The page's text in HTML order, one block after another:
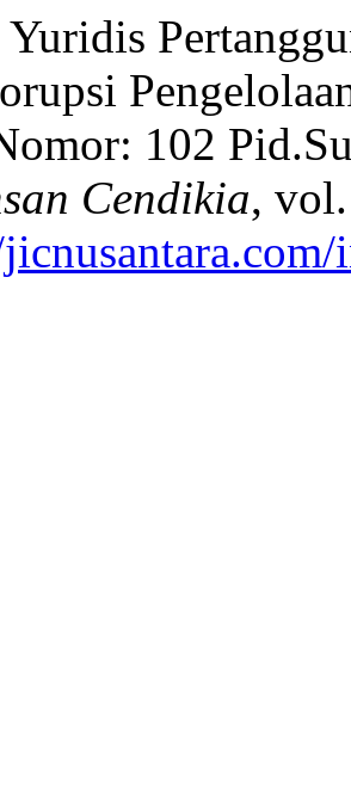
102
Cendikia,